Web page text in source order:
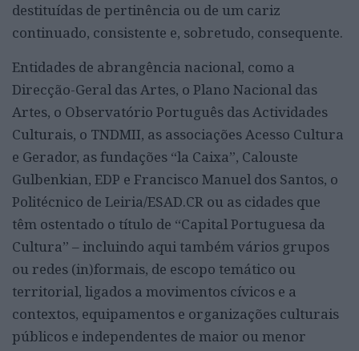
destituídas de pertinência ou de um cariz
continuado, consistente e, sobretudo, consequente.
Entidades de abrangência nacional, como a
Direcção-Geral das Artes, o Plano Nacional das
Artes, o Observatório Português das Actividades
Culturais, o TNDMII, as associações Acesso Cultura
e Gerador, as fundações “la Caixa”, Calouste
Gulbenkian, EDP e Francisco Manuel dos Santos, o
Politécnico de Leiria/ESAD.CR ou as cidades que
têm ostentado o título de “Capital Portuguesa da
Cultura” – incluindo aqui também vários grupos
ou redes (in)formais, de escopo temático ou
territorial, ligados a movimentos cívicos e a
contextos, equipamentos e organizações culturais
públicos e independentes de maior ou menor